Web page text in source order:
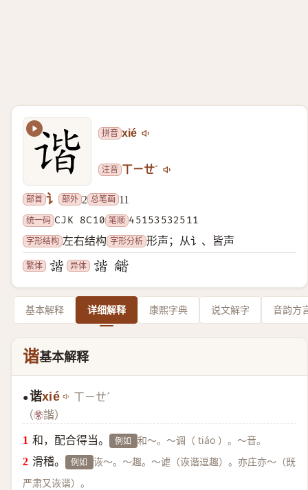
拼音 xié
注音 ㄒㄧㄝˊ
部首 讠 部外 2 总笔画 11
统一码 CJK 8C10 笔顺 45153532511
字形结构 左右结构 字形分析 形声；从讠、皆声
繁体 异体
基本解释 详细解释 康熙字典 说文解字 音韵方
谐基本解释
●谐xié ㄒㄧㄝˊ
（
諧）
和，配合得当。
例如 和～。～调（ tiáo ）。～音。
滑稽。 例如 诙～。～趣。～谑（诙谐逗趣）。亦庄亦～（既
严肃又诙谐）。